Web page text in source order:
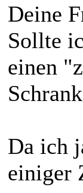
Deine
Sollte
einen
Da ich
einiger